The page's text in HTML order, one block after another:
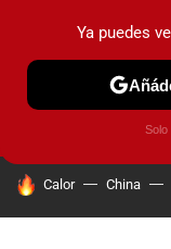
PRUEBAS
HOY SE HABLA DE
Calor China
Ya puedes
Solo